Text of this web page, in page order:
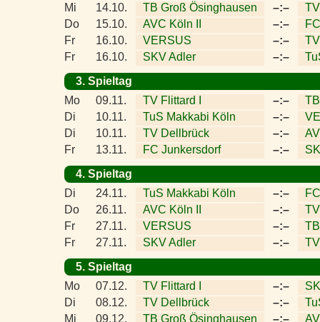
Mi
14.10. TB Groß Ösinghausen –:–
Do
15.10. AVC Köln II –:–
Fr
16.10. VERSUS –:–
Fr
16.10. SKV Adler –:–
3. Spieltag
Mo
09.11. TV Flittard I –:–
Di
10.11. TuS Makkabi Köln –:–
Di
10.11. TV Dellbrück –:–
Fr
13.11. FC Junkersdorf –:–
4. Spieltag
Di
24.11. TuS Makkabi Köln –:–
Do
26.11. AVC Köln II –:–
Fr
27.11. VERSUS –:–
Fr
27.11. SKV Adler –:–
5. Spieltag
Mo
07.12. TV Flittard I –:–
Di
08.12. TV Dellbrück –:–
Mi
09.12. TB Groß Ösinghausen –:–